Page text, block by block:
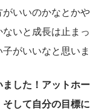
いいのかなとか
いと成長は止ま
がいいなと思いま
した！アットホ
して自分の目標